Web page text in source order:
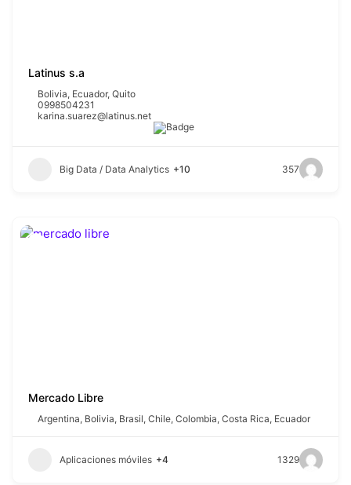
Latinus s.a
Bolivia, Ecuador, Quito
0998504231
karina.suarez@latinus.net
Big Data / Data Analytics +10 357
Mercado Libre
Argentina, Bolivia, Brasil, Chile, Colombia, Costa Rica, Ecuador
Aplicaciones móviles +4 1329